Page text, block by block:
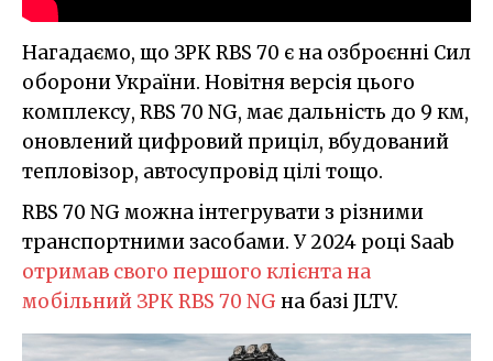
Нагадаємо, що ЗРК RBS 70 є на озброєнні Сил
оборони України. Новітня версія цього
комплексу, RBS 70 NG, має дальність до 9 км,
оновлений цифровий приціл, вбудований
тепловізор, автосупровід цілі тощо.
RBS 70 NG можна інтегрувати з різними
транспортними засобами. У 2024 році Saab
отримав свого першого клієнта на
мобільний ЗРК RBS 70 NG на базі JLTV.